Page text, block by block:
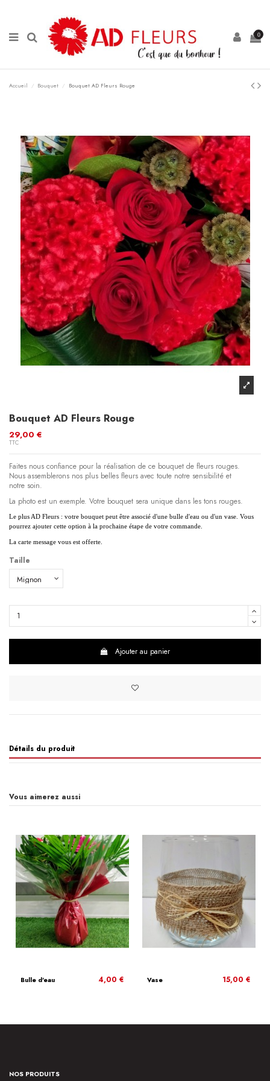
0
Accueil Bouquet Bouquet AD Fleurs Rouge
Bouquet AD Fleurs Rouge
29,00 €
TTC
Faites nous confiance pour la réalisation de ce bouquet de fleurs rouges.
Nous assemblerons nos plus belles fleurs avec toute notre sensibilité et
notre soin.
La photo est un exemple. Votre bouquet sera unique dans les tons rouges.
Le plus AD Fleurs : votre bouquet peut être associé d'une bulle d'eau ou d'un vase. Vous
pourrez ajouter cette option à la prochaine étape de votre commande.
La carte message vous est offerte.
Taille
Ajouter au panier
Détails du produit
Vous aimerez aussi
Bulle d'eau 4,00 € Vase 15,00 €
NOS PRODUITS